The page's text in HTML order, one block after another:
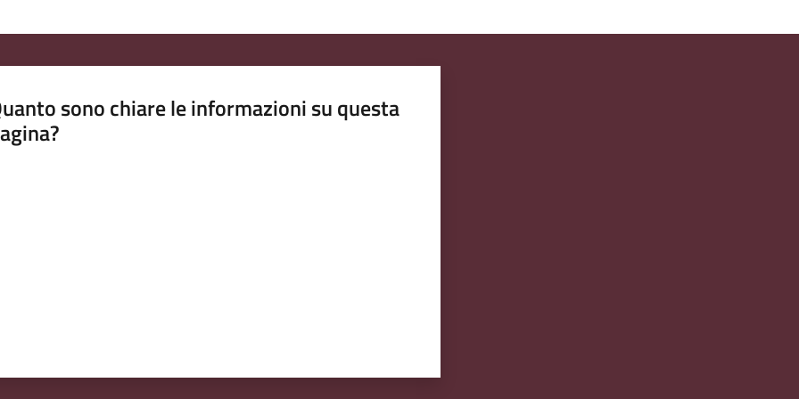
sono chiare le informazioni su questa